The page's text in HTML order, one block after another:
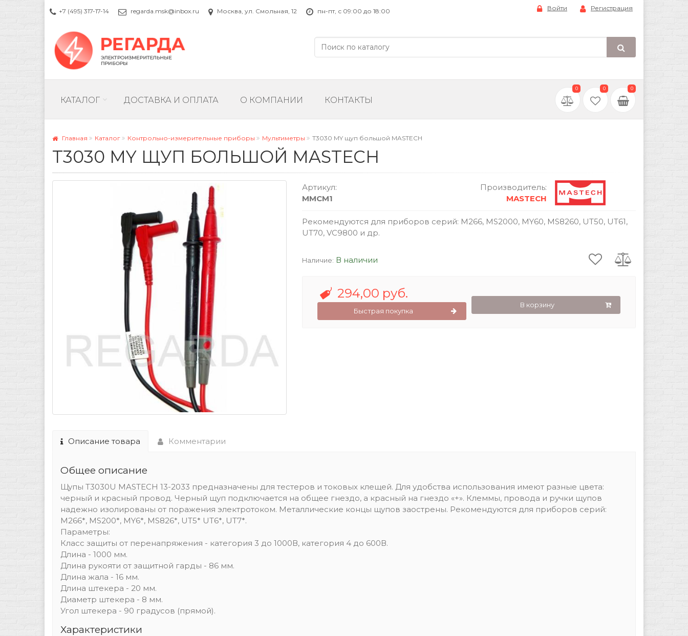
+7 (495) 317-17-14 regarda.msk@inbox.ru Москва, ул. Смольная, 12 пн-пт, с 09:00 до 18:00 Войти Регистрация
КАТАЛОГ ДОСТАВКА И ОПЛАТА О КОМПАНИИ КОНТАКТЫ
0 0 0
Главная Каталог Контрольно-измерительные приборы Мультиметры T3030 MY щуп большой MASTECH
T3030 MY ЩУП БОЛЬШОЙ MASTECH
Артикул:
MMCM1
Производитель:
MASTECH
Рекомендуются для приборов серий: M266, MS2000, MY60, MS8260, UT50, UT61,
UT70, VC9800 и др.
Наличие: В наличии
294,00 руб.
Быстрая покупка
В корзину
Описание товара Комментарии
Общее описание
Щупы T3030U MASTECH 13-2033 предназначены для тестеров и токовых клещей. Для удобства использования имеют разные цвета:
черный и красный провод. Черный щуп подключается на общее гнездо, а красный на гнездо «+». Клеммы, провода и ручки щупов
надежно изолированы от поражения электротоком. Металлические концы щупов заострены. Рекомендуются для приборов серий:
M266*, MS200*, MY6*, MS826*, UT5* UT6*, UT7*.
Параметры:
Класс защиты от перенапряжения - категория 3 до 1000В, категория 4 до 600В.
Длина - 1000 мм.
Длина рукояти от защитной гарды - 86 мм.
Длина жала - 16 мм.
Длина штекера - 20 мм.
Диаметр штекера - 8 мм.
Угол штекера - 90 градусов (прямой).
Характеристики